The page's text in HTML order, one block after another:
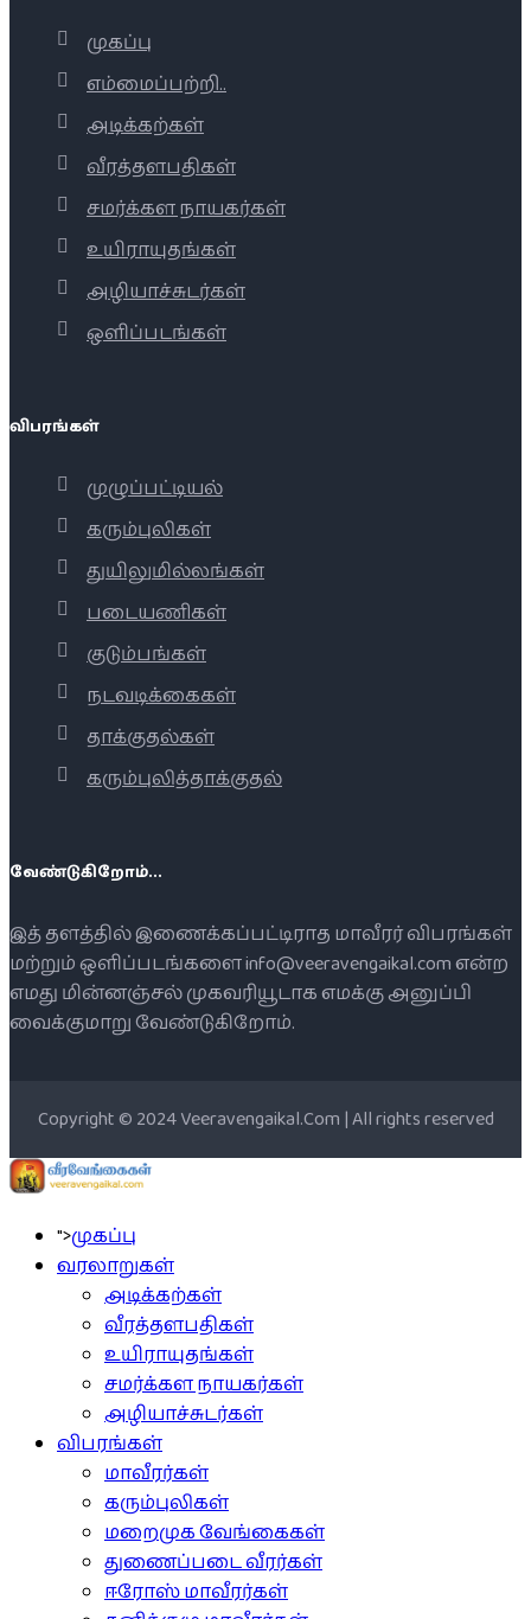
முகப்பு
எம்மைப்பற்றி..
அடிக்கற்கள்
வீரத்தளபதிகள்
சமர்க்கள நாயகர்கள்
உயிராயுதங்கள்
அழியாச்சுடர்கள்
ஒளிப்படங்கள்
விபரங்கள்
முழுப்பட்டியல்
கரும்புலிகள்
துயிலுமில்லங்கள்
படையணிகள்
குடும்பங்கள்
நடவடிக்கைகள்
தாக்குதல்கள்
கரும்புலித்தாக்குதல்
வேண்டுகிறோம்...
இத் தளத்தில் இணைக்கப்பட்டிராத மாவீரர் விபரங்கள்
மற்றும் ஒளிப்படங்களை info@veeravengaikal.com என்ற
எமது மின்னஞ்சல் முகவரியூடாக எமக்கு அனுப்பி
வைக்குமாறு வேண்டுகிறோம்.
Copyright © 2024 Veeravengaikal.Com | All rights reserved
">முகப்பு
வரலாறுகள்
அடிக்கற்கள்
வீரத்தளபதிகள்
உயிராயுதங்கள்
சமர்க்கள நாயகர்கள்
அழியாச்சுடர்கள்
விபரங்கள்
மாவீரர்கள்
கரும்புலிகள்
மறைமுக வேங்கைகள்
துணைப்படை வீரர்கள்
ஈரோஸ் மாவீரர்கள்